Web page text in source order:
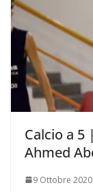
Calcio a 5
Ahmed
9 Ottobre 2020